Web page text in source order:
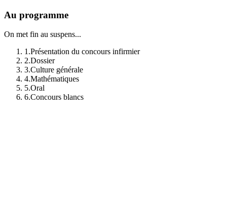
Au programme
On met fin au suspens...
1.Présentation du concours infirmier
2.Dossier
3.Culture générale
4.Mathématiques
5.Oral
6.Concours blancs